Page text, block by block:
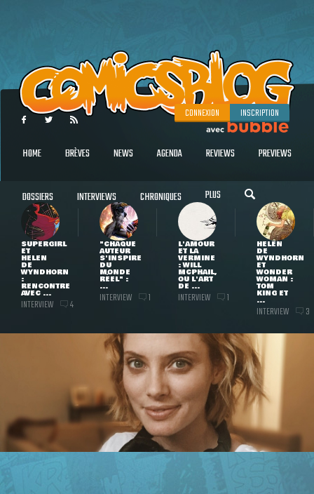
CONNEXION INSCRIPTION
HOME BRÈVES NEWS AGENDA REVIEWS PREVIEWS
DOSSIERS INTERVIEWS CHRONIQUES PLUS
SUPERGIRL
ET
HELEN
DE
WYNDHORN
:
RENCONTRE
AVEC ...
INTERVIEW 4
"CHAQUE
AUTEUR
S'INSPIRE
DU
MONDE
RÉEL" :
...
INTERVIEW 1
L'AMOUR
ET LA
VERMINE
: WILL
MCPHAIL,
OU L'ART
DE ...
INTERVIEW 1
HELEN
DE
WYNDHORN
ET
WONDER
WOMAN :
TOM
KING ET
...
INTERVIEW 3